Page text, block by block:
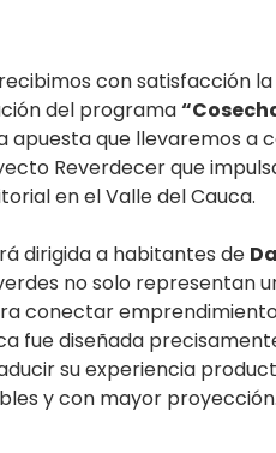
con satisfacción
del programa
apuesta que llevaremos a
Reverdecer que
en el Valle del Cauca.
dirigida a habitantes de
no solo representan
conectar
fue diseñada
su experiencia
y con mayor proyección.